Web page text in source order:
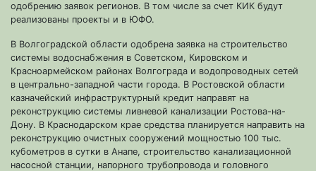
одобрению заявок регионов. В том числе за счет КИК будут
реализованы проекты и в ЮФО.
В Волгоградской области одобрена заявка на строительство
системы водоснабжения в Советском, Кировском и
Красноармейском районах Волгограда и водопроводных сетей
в центрально-западной части города. В Ростовской области
казначейский инфраструктурный кредит направят на
реконструкцию системы ливневой канализации Ростова-на-
Дону. В Краснодарском крае средства планируется направить на
реконструкцию очистных сооружений мощностью 100 тыс.
кубометров в сутки в Анапе, строительство канализационной
насосной станции, напорного трубопровода и головного